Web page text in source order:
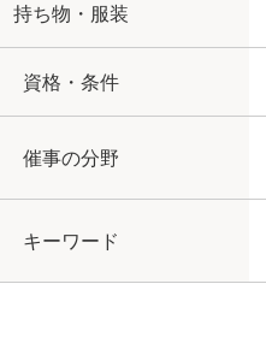
持ち物・服装
資格・条件
催事の分野
キーワード